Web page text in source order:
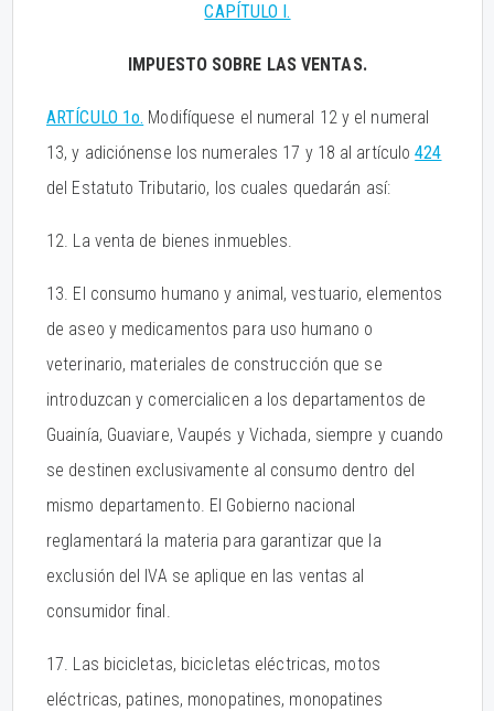
CAPÍTULO I.
IMPUESTO SOBRE LAS VENTAS.
ARTÍCULO 1o. Modifíquese el numeral 12 y el numeral
13, y adiciónense los numerales 17 y 18 al artículo424
del Estatuto Tributario, los cuales quedarán así:
12. La venta de bienes inmuebles.
13. El consumo humano y animal, vestuario, elementos
de aseo y medicamentos para uso humano o
veterinario, materiales de construcción que se
introduzcan y comercialicen a los departamentos de
Guainía, Guaviare, Vaupés y Vichada, siempre y cuando
se destinen exclusivamente al consumo dentro del
mismo departamento. El Gobierno nacional
reglamentará la materia para garantizar que la
exclusión del IVA se aplique en las ventas al
consumidor final.
17. Las bicicletas, bicicletas eléctricas, motos
eléctricas, patines, monopatines, monopatines